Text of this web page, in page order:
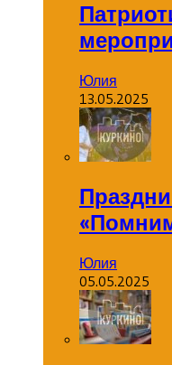
Юлия
13.05.2025
Юлия
05.05.2025